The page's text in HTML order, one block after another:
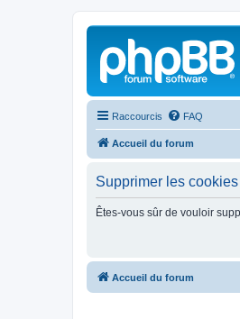
Raccourcis FAQ
Accueil du forum
Supprimer les cookies
Êtes-vous sûr de vouloir
Accueil du forum